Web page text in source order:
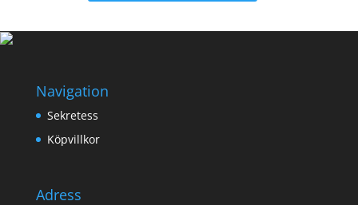
Navigation
Sekretess
Köpvillkor
Adress